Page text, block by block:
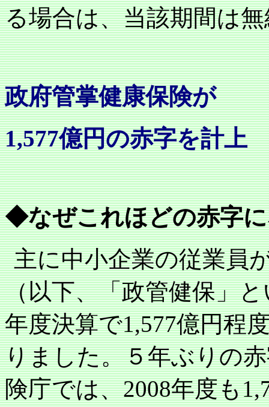
る場合は、当該期間は
政府管掌健康保険が
1,577億円の赤字を計上
◆なぜこれほどの赤字
主に中小企業の従業員
（以下、「政管健保」
年度決算で1,577億円程
りました。５年ぶりの
険庁では、2008年度も